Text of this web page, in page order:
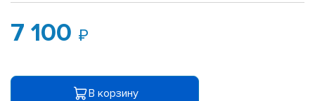
7 100
В корзину